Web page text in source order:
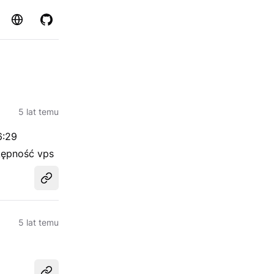
Strona GitHub
5 lat temu
vps
Udostępnij
5 lat temu